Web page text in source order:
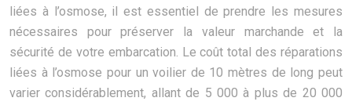
liées à l’osmose, il est essentiel de prendre les mesures
nécessaires pour préserver la valeur marchande et la
sécurité de votre embarcation. Le coût total des réparations
liées à l’osmose pour un voilier de 10 mètres de long peut
varier considérablement, allant de 5 000 à plus de 20 000